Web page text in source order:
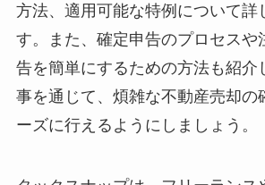
方法、適用可能な特例について詳
す。また、確定申告のプロセスや
告を簡単にするための方法も紹介
事を通じて、煩雑な不動産売却の
ーズに行えるようにしましょう。